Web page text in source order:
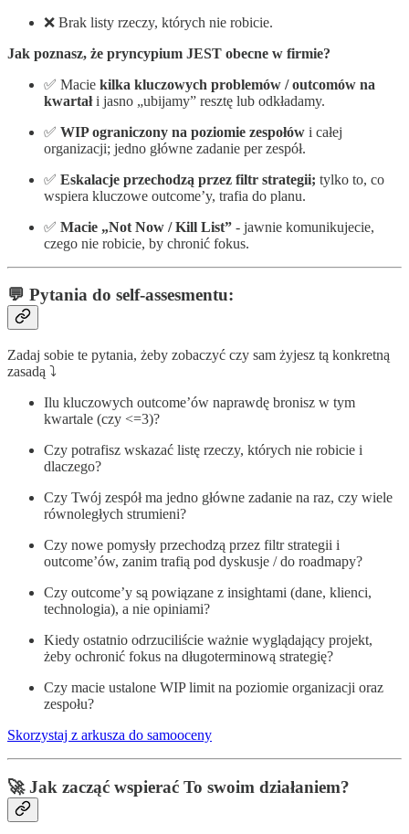
❌ Brak listy rzeczy, których nie robicie.
Jak poznasz, że pryncypium JEST obecne w firmie?
✅ Macie kilka kluczowych problemów / outcomów na
kwartałi jasno „ubijamy” resztę lub odkładamy.
✅ WIP ograniczony na poziomie zespołów i całej
organizacji; jedno główne zadanie per zespół.
✅ Eskalacje przechodzą przez filtr strategii; tylko to, co
wspiera kluczowe outcome’y, trafia do planu.
✅ Macie „Not Now / Kill List” - jawnie komunikujecie,
czego nie robicie, by chronić fokus.
💬 Pytania do self-assesmentu:
Zadaj sobie te pytania, żeby zobaczyć czy sam żyjesz tą konkretną
zasadą ⤵️
Ilu kluczowych outcome’ów naprawdę bronisz w tym
kwartale (czy <=3)?
Czy potrafisz wskazać listę rzeczy, których nie robicie i
dlaczego?
Czy Twój zespół ma jedno główne zadanie na raz, czy wiele
równoległych strumieni?
Czy nowe pomysły przechodzą przez filtr strategii i
outcome’ów, zanim trafią pod dyskusje / do roadmapy?
Czy outcome’y są powiązane z insightami (dane, klienci,
technologia), a nie opiniami?
Kiedy ostatnio odrzuciliście ważnie wyglądający projekt,
żeby ochronić fokus na długoterminową strategię?
Czy macie ustalone WIP limit na poziomie organizacji oraz
zespołu?
Skorzystaj z arkusza do samooceny
🚀 Jak zacząć wspierać To swoim działaniem?